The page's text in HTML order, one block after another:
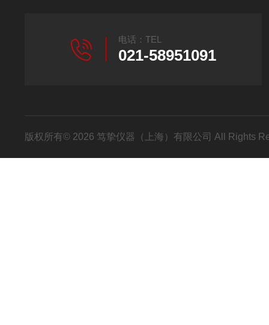
电话：TEL
021-58951091
版权所有© 2026 笃挚仪器（上海）有限公司 All Rights